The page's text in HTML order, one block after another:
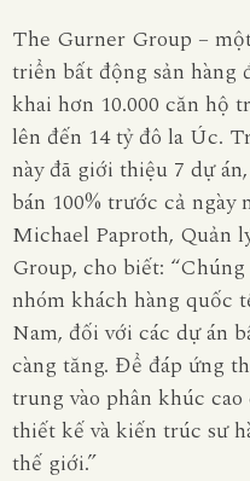
The Gurner Group –
triển bất động sản hàng
khai hơn 10.000 căn hộ
lên đến 14 tỷ đô la Úc.
này đã giới thiệu 7 dự
bán 100% trước cả
Michael Paproth, Quản
Group, cho biết:
nhóm khách hàng quốc
Nam, đối với các dự án
càng tăng. Để đáp ứng
trung vào phân khúc
thiết kế và kiến trúc sư
thế giới.”